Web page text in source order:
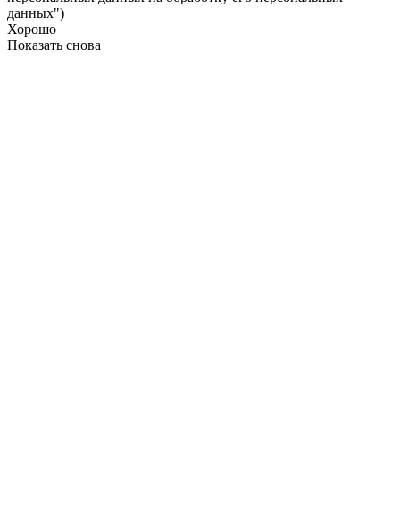
данных")
Хорошо
Показать снова